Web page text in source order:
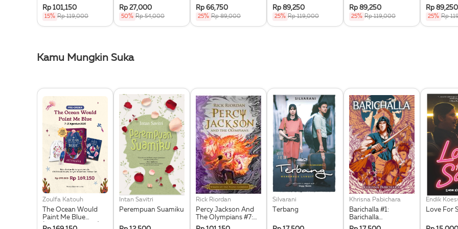
Wrath Of The Triple
Goddess
Rp 101,150
15% Rp 119,000
Probatio’s Journal
Rp 27,000
50% Rp 54,000
The Chalice Of The
Gods
Rp 66,750
25% Rp 89,000
Blood Of Olympus
(Republish)
Rp 89,250
25% Rp 119,000
House Of Hades
Rp 89,250
25% Rp 119,000
Lost Hero
(Republish)
Rp 89,250
25% Rp
Kamu Mungkin Suka
Zoulfa Katouh
The Ocean Would
Paint Me Blue
(Illustration Edges) -
Intan Savitri
Perempuan Suamiku
Rick Riordan
Percy Jackson And
The Olympians #7:
Wrath Of The Triple
Silvarani
Terbang
Khrisna Pabichara
Barichalla #1:
Barichalla
Penunggang Kuda
Endik
Love For